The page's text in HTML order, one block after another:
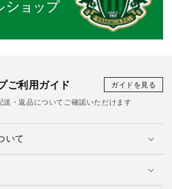
ご利用ガイド
ガイドを見る
送・返品についてご確認いただけます
いて